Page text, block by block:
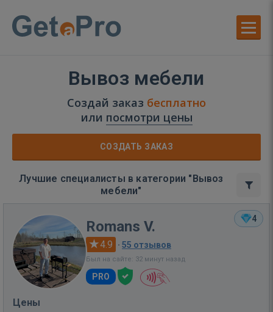
Вывоз мебели
Создай заказ бесплатно
или посмотри цены
СОЗДАТЬ ЗАКАЗ
Лучшие специалисты в категории "Вывоз
мебели"
4
Romans V.
4.9 · 55 отзывов
Был на сайте: 32 минут назад
PRO
Цены